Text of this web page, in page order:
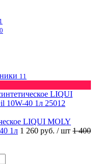
11
LIQUI MOLY
1л 1 260 руб. / шт 1 400